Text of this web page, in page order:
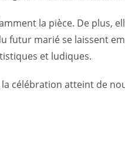
la pièce. De plus,
futur marié se laissent
et ludiques.
célébration atteint de